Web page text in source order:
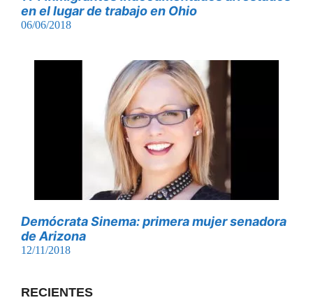
en el lugar de trabajo en Ohio
06/06/2018
Demócrata Sinema: primera mujer senadora
de Arizona
12/11/2018
RECIENTES